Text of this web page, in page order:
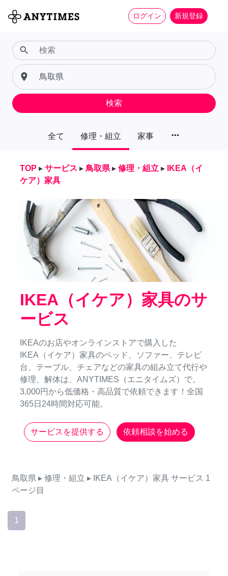
ログイン 新規登録
全て 修理・組立 家事 more_horiz
search
place
検索
TOP ▸ サービス ▸ 鳥取県 ▸ 修理・組立 ▸
IKEA（イ
ケア）家具
IKEA（イケア）家具のサ
ービス
IKEAのお店やオンラインストアで購入した
IKEA（イケア）家具のベッド、ソファー、テレビ
台、テーブル、チェアなどの家具の組み立て代行や
修理、解体は、ANYTIMES（エニタイムズ）で。
3,000円から低価格・高品質で依頼できます！全国
365日24時間対応可能。
サービスを提供する 依頼相談を始める
鳥取県 ▸ 修理・組立 ▸ IKEA（イケア）家具 サービス 1
ページ目
1